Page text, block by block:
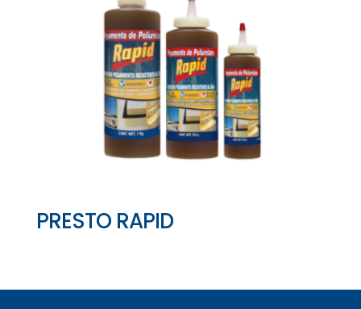
PRESTO RAPID